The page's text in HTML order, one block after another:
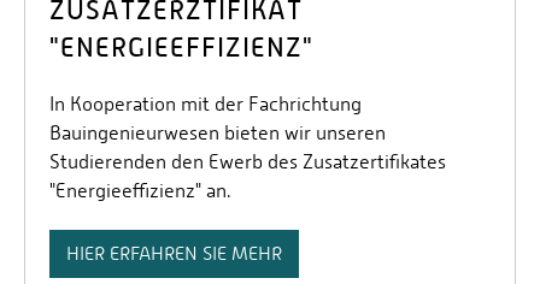
ZUSATZERZTIFIKAT
"ENERGIEEFFIZIENZ"
In Kooperation mit der Fachrichtung
Bauingenieurwesen bieten wir unseren
Studierenden den Ewerb des Zusatzertifikates
"Energieeffizienz" an.
HIER ERFAHREN SIE MEHR